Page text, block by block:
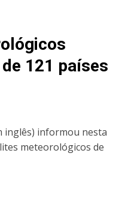
121 países
inglês) informou nesta
meteorológicos de